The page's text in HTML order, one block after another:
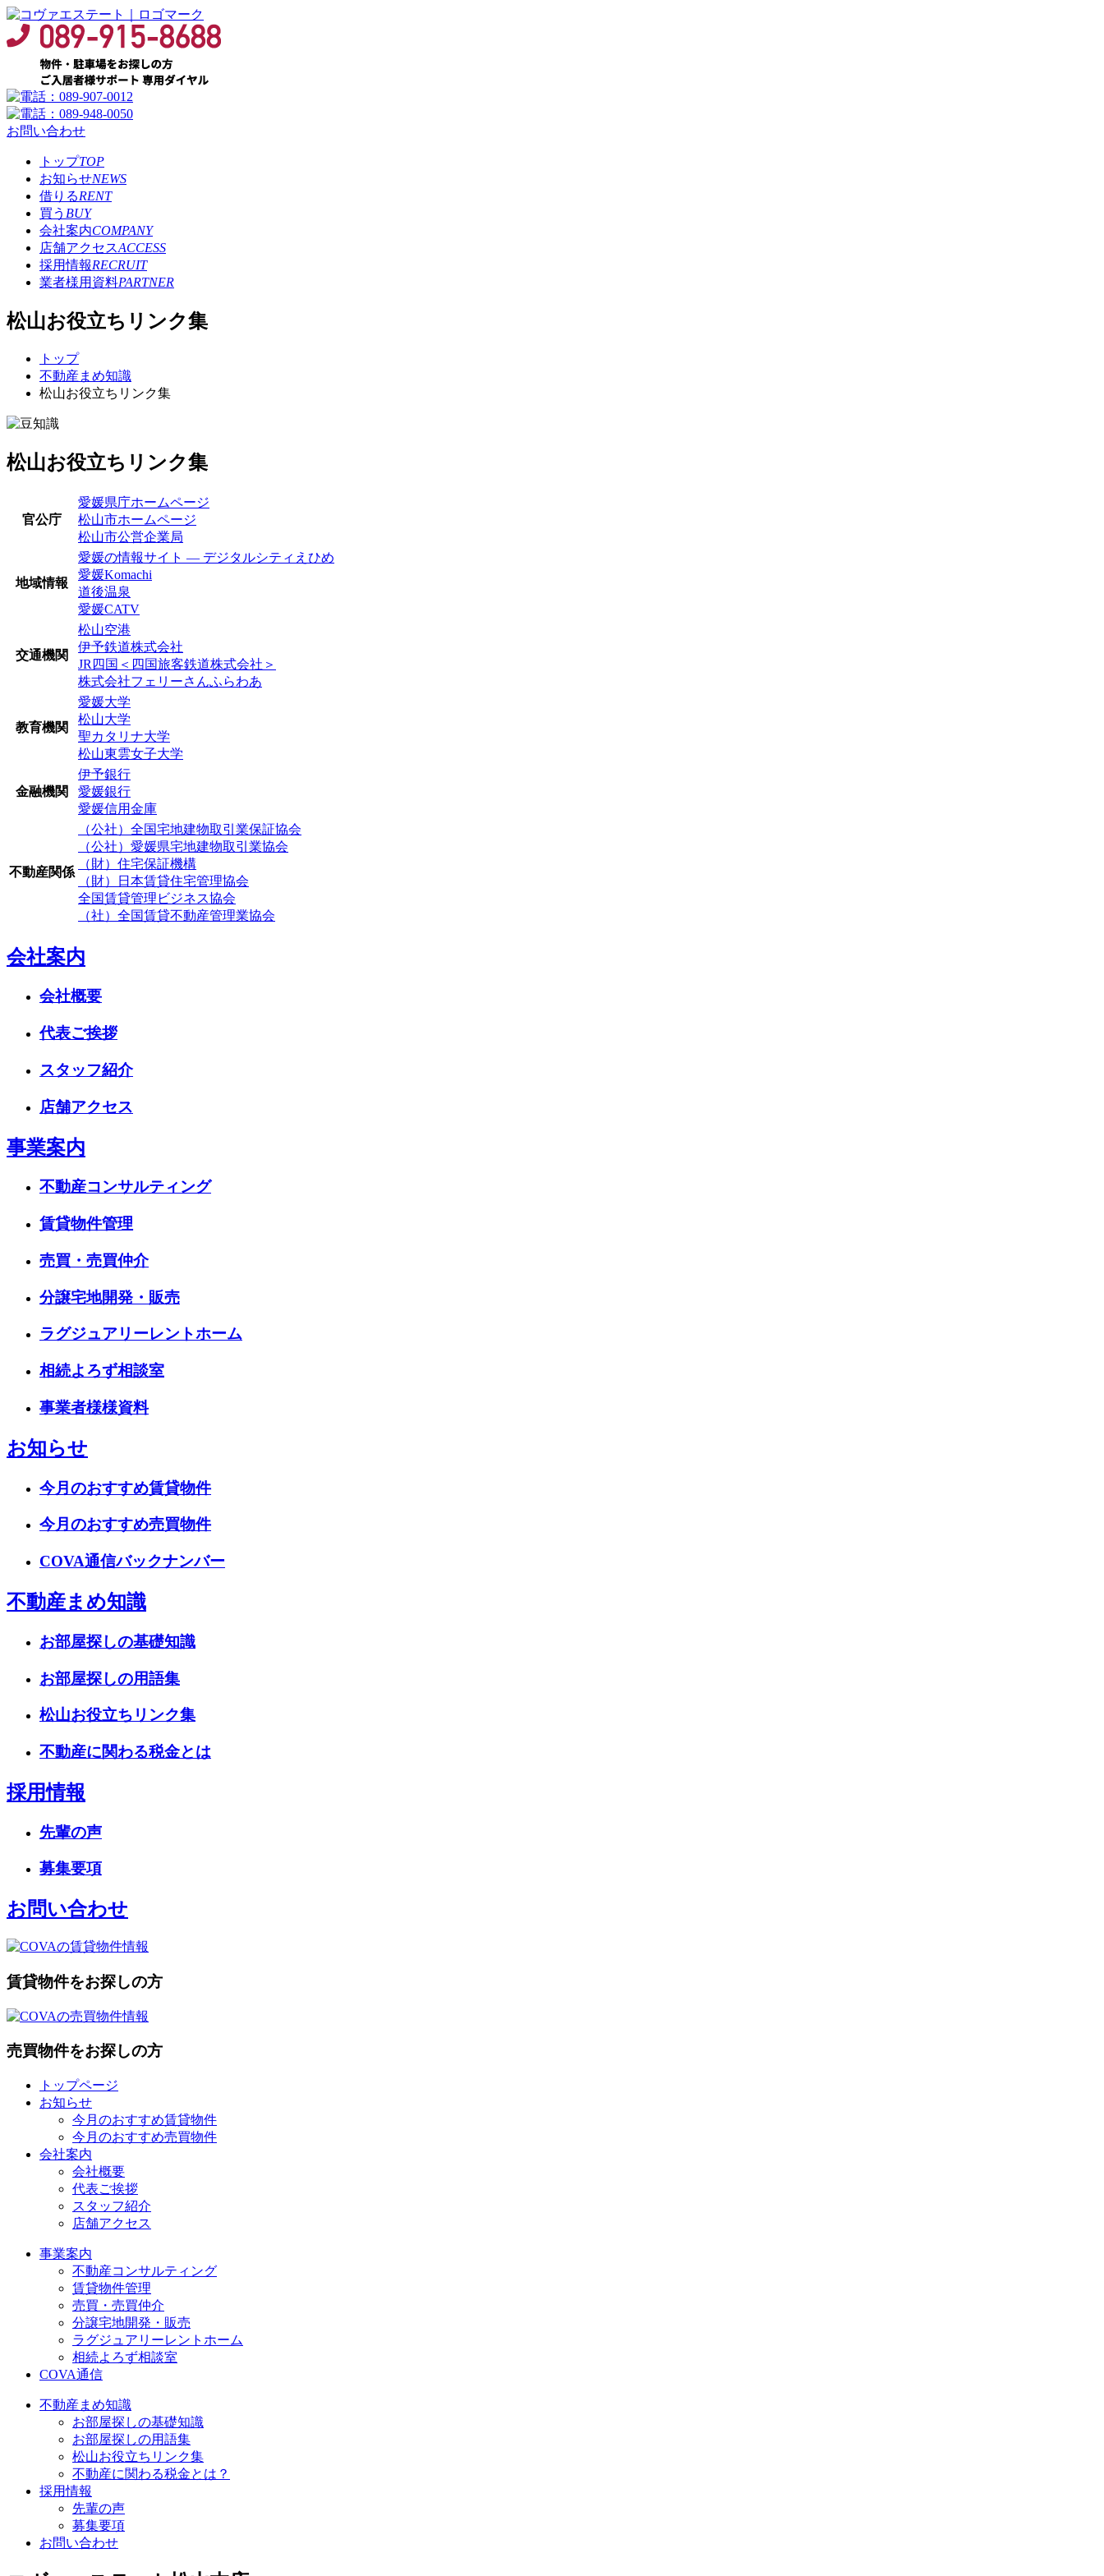
お問い合わせ
トップTOP
お知らせNEWS
借りるRENT
買う BUY
会社案内COMPANY
店舗アクセスACCESS
採用情報RECRUIT
業者様用資料PARTNER
松山お役立ちリンク集
トップ
不動産まめ知識
松山お役立ちリンク集
松山お役立ちリンク集
官公庁
愛媛県庁ホームページ
松山市ホームページ
松山市公営企業局
地域情報
愛媛の情報サイト ― デジタルシティえひめ
愛媛Komachi
道後温泉
愛媛CATV
交通機関
松山空港
伊予鉄道株式会社
JR四国＜四国旅客鉄道株式会社＞
株式会社フェリーさんふらわあ
教育機関
愛媛大学
松山大学
聖カタリナ大学
松山東雲女子大学
金融機関
伊予銀行
愛媛銀行
愛媛信用金庫
不動産関係
（公社）全国宅地建物取引業保証協会
（公社）愛媛県宅地建物取引業協会
（財）住宅保証機構
（財）日本賃貸住宅管理協会
全国賃貸管理ビジネス協会
（社）全国賃貸不動産管理業協会
会社案内
会社概要
代表ご挨拶
スタッフ紹介
店舗アクセス
事業案内
不動産コンサルティング
賃貸物件管理
売買・売買仲介
分譲宅地開発・販売
ラグジュアリーレントホーム
相続よろず相談室
事業者様様資料
お知らせ
今月のおすすめ賃貸物件
今月のおすすめ売買物件
COVA通信バックナンバー
不動産まめ知識
お部屋探しの基礎知識
お部屋探しの用語集
松山お役立ちリンク集
不動産に関わる税金とは
採用情報
先輩の声
募集要項
お問い合わせ
賃貸物件をお探しの方
売買物件をお探しの方
トップページ
お知らせ
今月のおすすめ賃貸物件
今月のおすすめ売買物件
会社案内
会社概要
代表ご挨拶
スタッフ紹介
店舗アクセス
事業案内
不動産コンサルティング
賃貸物件管理
売買・売買仲介
分譲宅地開発・販売
ラグジュアリーレントホーム
相続よろず相談室
COVA通信
不動産まめ知識
お部屋探しの基礎知識
お部屋探しの用語集
松山お役立ちリンク集
不動産に関わる税金とは？
採用情報
先輩の声
募集要項
お問い合わせ